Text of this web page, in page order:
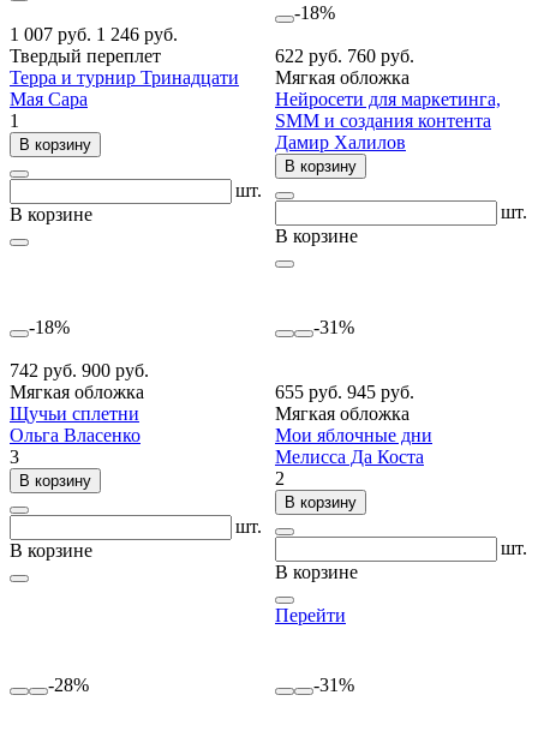
1 007 руб. 1 246 руб.
Твердый переплет
Терра и турнир Тринадцати
Мая Сара
1
В корзину
шт.
В корзине
-18%
622 руб. 760 руб.
Мягкая обложка
Нейросети для маркетинга,
SMM и создания контента
Дамир Халилов
В корзину
шт.
В корзине
-18%
742 руб. 900 руб.
Мягкая обложка
Щучьи сплетни
Ольга Власенко
3
В корзину
шт.
В корзине
-31%
655 руб. 945 руб.
Мягкая обложка
Мои яблочные дни
Мелисса Да Коста
2
В корзину
шт.
В корзине
Перейти
-28% -31%